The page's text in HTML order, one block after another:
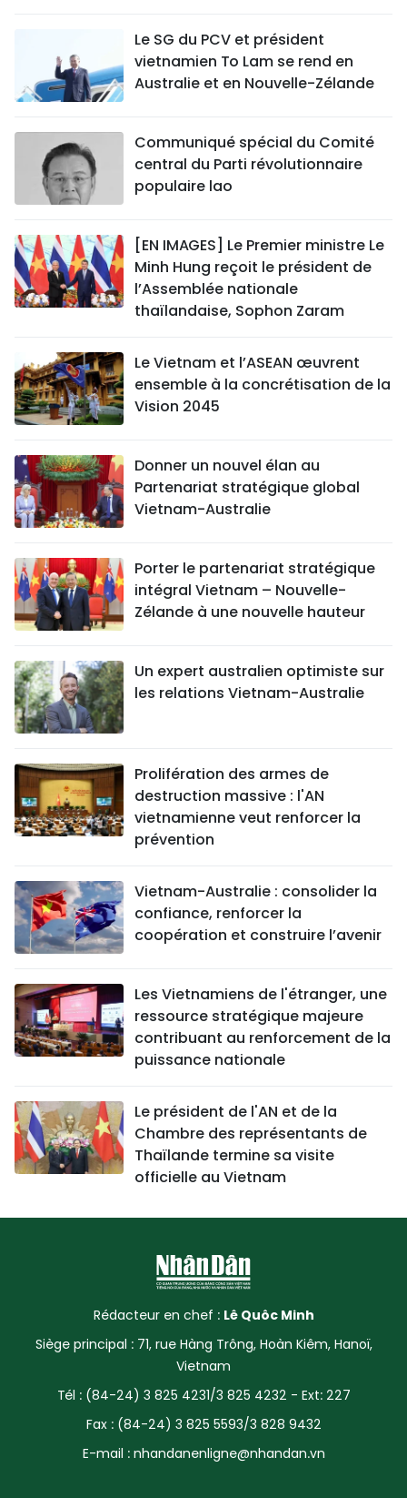
Le SG du PCV et président
vietnamien To Lam se rend en
Australie et en Nouvelle-Zélande
Communiqué spécial du Comité
central du Parti révolutionnaire
populaire lao
[EN IMAGES] Le Premier ministre Le
Minh Hung reçoit le président de
l’Assemblée nationale
thaïlandaise, Sophon Zaram
Le Vietnam et l’ASEAN œuvrent
ensemble à la concrétisation de la
Vision 2045
Donner un nouvel élan au
Partenariat stratégique global
Vietnam-Australie
Porter le partenariat stratégique
intégral Vietnam – Nouvelle-
Zélande à une nouvelle hauteur
Un expert australien optimiste sur
les relations Vietnam-Australie
Prolifération des armes de
destruction massive : l'AN
vietnamienne veut renforcer la
prévention
Vietnam-Australie : consolider la
confiance, renforcer la
coopération et construire l’avenir
Les Vietnamiens de l'étranger, une
ressource stratégique majeure
contribuant au renforcement de la
puissance nationale
Le président de l'AN et de la
Chambre des représentants de
Thaïlande termine sa visite
officielle au Vietnam
Rédacteur en chef : Lê Quôc Minh
Siège principal : 71, rue Hàng Trông, Hoàn Kiêm, Hanoï,
Vietnam
Tél : (84-24) 3 825 4231/3 825 4232 - Ext: 227
Fax : (84-24) 3 825 5593/3 828 9432
E-mail : nhandanenligne@nhandan.vn